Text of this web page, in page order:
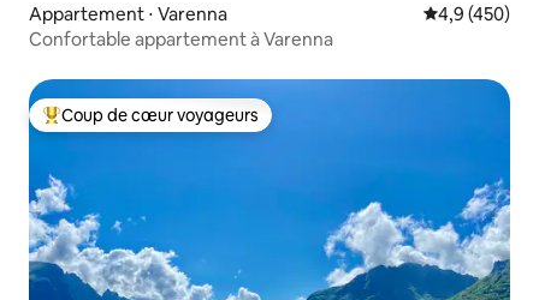
Appartement ⋅ Varenna Évaluation
4,9 (450)
Confortable appartement à Varenna
Coups de cœur voyageurs les plus appréciés
Coup de cœur voyageurs